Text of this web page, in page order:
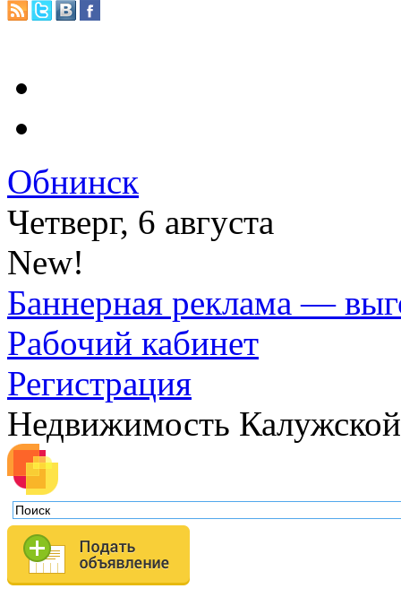
Обнинск
Четверг, 6 августа
New!
Баннерная реклама —
Рабочий кабинет
Регистрация
Недвижимость